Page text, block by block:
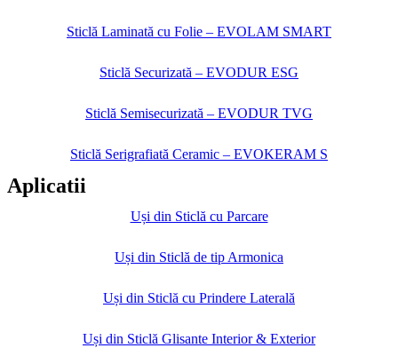
Sticlă Laminată cu Folie – EVOLAM SMART
Sticlă Securizată – EVODUR ESG
Sticlă Semisecurizată – EVODUR TVG
Sticlă Serigrafiată Ceramic – EVOKERAM S
Aplicatii
Uși din Sticlă cu Parcare
Uși din Sticlă de tip Armonica
Uși din Sticlă cu Prindere Laterală
Uși din Sticlă Glisante Interior & Exterior